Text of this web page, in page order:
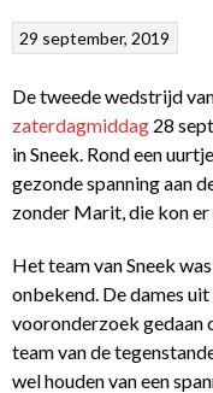
29 september, 2019
De tweede wedstrijd
zaterdagmiddag 28
in Sneek. Rond een
gezonde spanning aan
zonder Marit, die kon er
Het team van Sneek
onbekend. De dames
vooronderzoek gedaan
team van de
wel houden van een